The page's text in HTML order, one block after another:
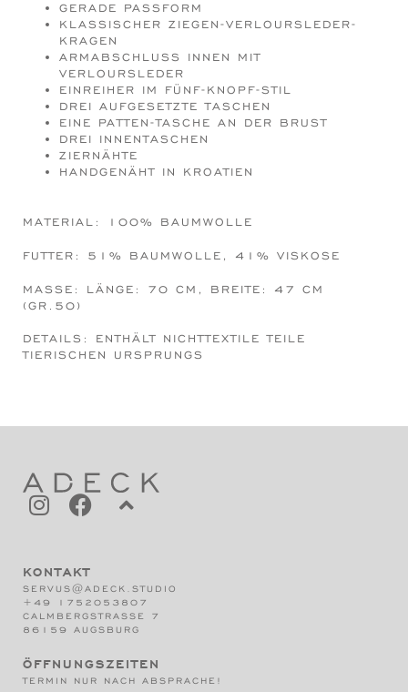
GERADE PASSFORM
KLASSISCHER ZIEGEN-VERLOURSLEDER-
KRAGEN
ARMABSCHLUSS INNEN MIT
VERLOURSLEDER
EINREIHER IM FÜNF-KNOPF-STIL
DREI AUFGESETZTE TASCHEN
EINE PATTEN-TASCHE AN DER BRUST
DREI INNENTASCHEN
ZIERNÄHTE
HANDGENÄHT IN KROATIEN
MATERIAL: 100% BAUMWOLLE
FUTTER: 51% BAUMWOLLE, 41% VISKOSE
MASSE: LÄNGE: 70 CM, BREITE: 47 CM (
GR.50)
DETAILS: ENTHÄLT NICHTTEXTILE TEILE
TIERISCHEN URSPRUNGS
KONTAKT
SERVUS@ADECK.STUDIO
+49 1752053807
CALMBERGSTRASSE 7
86159 AUGSBURG
ÖFFNUNGSZEITEN
TERMIN NUR NACH ABSPRACHE!